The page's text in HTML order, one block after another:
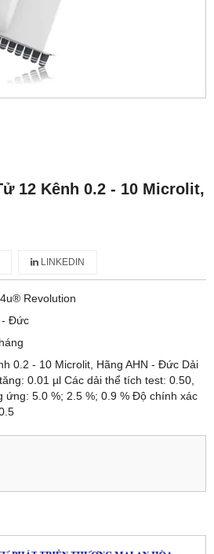
12 Kênh 0.2 - 10 Microlit,
LINKEDIN
Revolution
- Đức
0.2 - 10 Microlit, Hãng AHN - Đức Dải
0.01 µl Các dải thể tích test: 0.50,
5.0 %; 2.5 %; 0.9 % Độ chính xác